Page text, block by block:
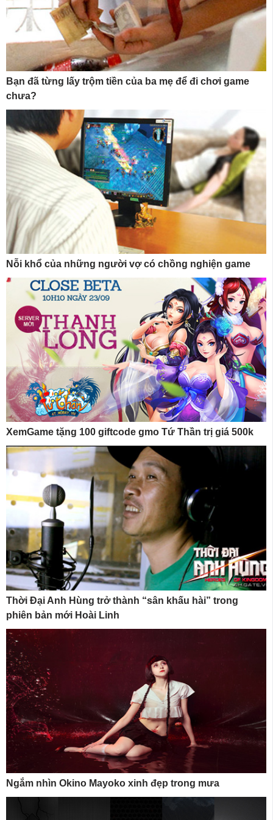
Bạn đã từng lấy trộm tiền của ba mẹ để đi chơi game
chưa?
Nỗi khổ của những người vợ có chồng nghiện game
XemGame tặng 100 giftcode gmo Tứ Thần trị giá 500k
Thời Đại Anh Hùng trở thành “sân khấu hài” trong
phiên bản mới Hoài Linh
Ngắm nhìn Okino Mayoko xinh đẹp trong mưa